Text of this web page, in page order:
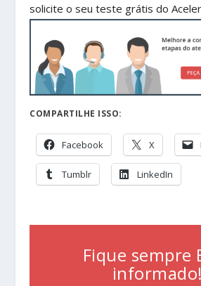
solicite o seu teste grátis do
COMPARTILHE ISSO:
Facebook X
Tumblr LinkedIn
Fique sempre
informado!